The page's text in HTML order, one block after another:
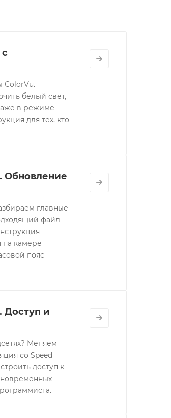
ColorVu.
белый свет,
в режиме
для тех, кто
Обновление
главные
файл
на камере
пояс
Доступ и
Меняем
со Speed
доступ к